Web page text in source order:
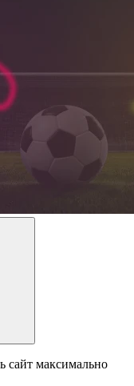
сайт максимально